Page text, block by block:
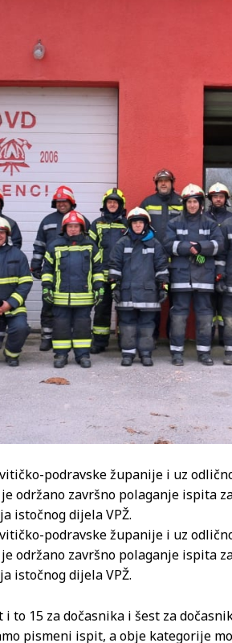
podravske županije i uz
održano završno polaganje ispita
istočnog dijela VPŽ.
podravske županije i uz
održano završno polaganje ispita
istočnog dijela VPŽ.
15 za dočasnika i šest za
pismeni ispit, a obje kategorije